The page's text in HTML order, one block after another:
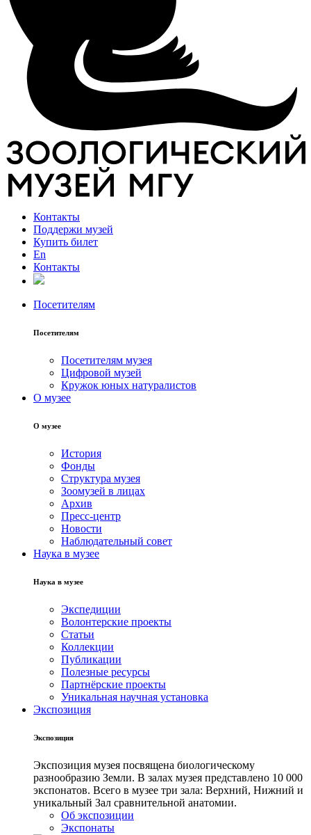
Контакты
Поддержи музей
Купить билет
En
Контакты
Посетителям
Посетителям
Посетителям музея
Цифровой музей
Кружок юных натуралистов
О музее
О музее
История
Фонды
Структура музея
Зоомузей в лицах
Архив
Пресс-центр
Новости
Наблюдательный совет
Наука в музее
Наука в музее
Экспедиции
Волонтерские проекты
Статьи
Коллекции
Публикации
Полезные ресурсы
Партнёрские проекты
Уникальная научная установка
Экспозиция
Экспозиция
Экспозиция музея посвящена биологическому
разнообразию Земли. В залах музея представлено 10 000
экспонатов. Всего в музее три зала: Верхний, Нижний и
уникальный Зал сравнительной анатомии.
Об экспозиции
Экспонаты